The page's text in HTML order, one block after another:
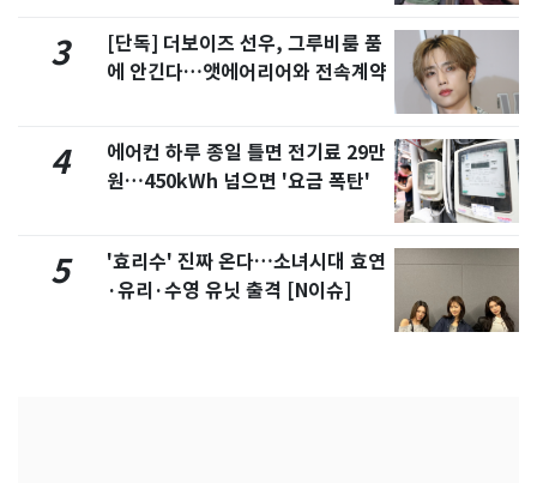
3
[단독] 더보이즈 선우, 그루비룸 품
에 안긴다…앳에어리어와 전속계약
4
에어컨 하루 종일 틀면 전기료 29만
원…450kWh 넘으면 '요금 폭탄'
5
'효리수' 진짜 온다…소녀시대 효연
·유리·수영 유닛 출격 [N이슈]